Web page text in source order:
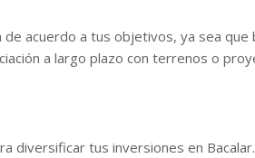
acuerdo a tus objetivos, ya sea
a largo plazo con terrenos o
diversificar tus inversiones en